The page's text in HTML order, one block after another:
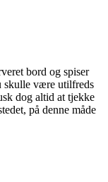
bord og spiser
skulle være utilfreds
dog altid at tjekke
på denne måde